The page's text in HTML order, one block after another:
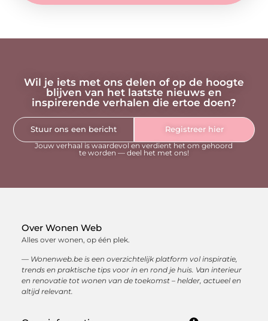
Wil je iets met ons delen of op de hoogte
blijven van het laatste nieuws en
inspirerende verhalen die ertoe doen?
Stuur ons een bericht
Registreer hier
Jouw verhaal is waardevol en verdient het om gehoord
te worden — deel het met ons!
Over Wonen Web
Alles over wonen, op één plek.
— Wonenweb.be is een overzichtelijk platform vol inspiratie,
trends en praktische tips voor in en rond je huis. Van interieur
en renovatie tot wonen van de toekomst – helder, actueel en
altijd relevant.